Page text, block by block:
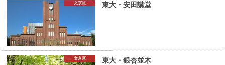
文京区 東大・安田講堂
文京区 東大・銀杏並木